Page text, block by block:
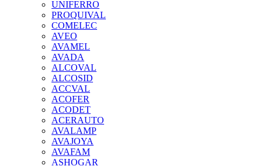
UNIFERRO
PROQUIVAL
COMELEC
AVEO
AVAMEL
AVADA
ALCOVAL
ALCOSID
ACCVAL
ACOFER
ACODET
ACERAUTO
AVALAMP
AVAJOYA
AVAFAM
ASHOGAR